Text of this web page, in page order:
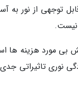
از نور به
نیست.
بی مورد هزینه
نوری تاثیراتی